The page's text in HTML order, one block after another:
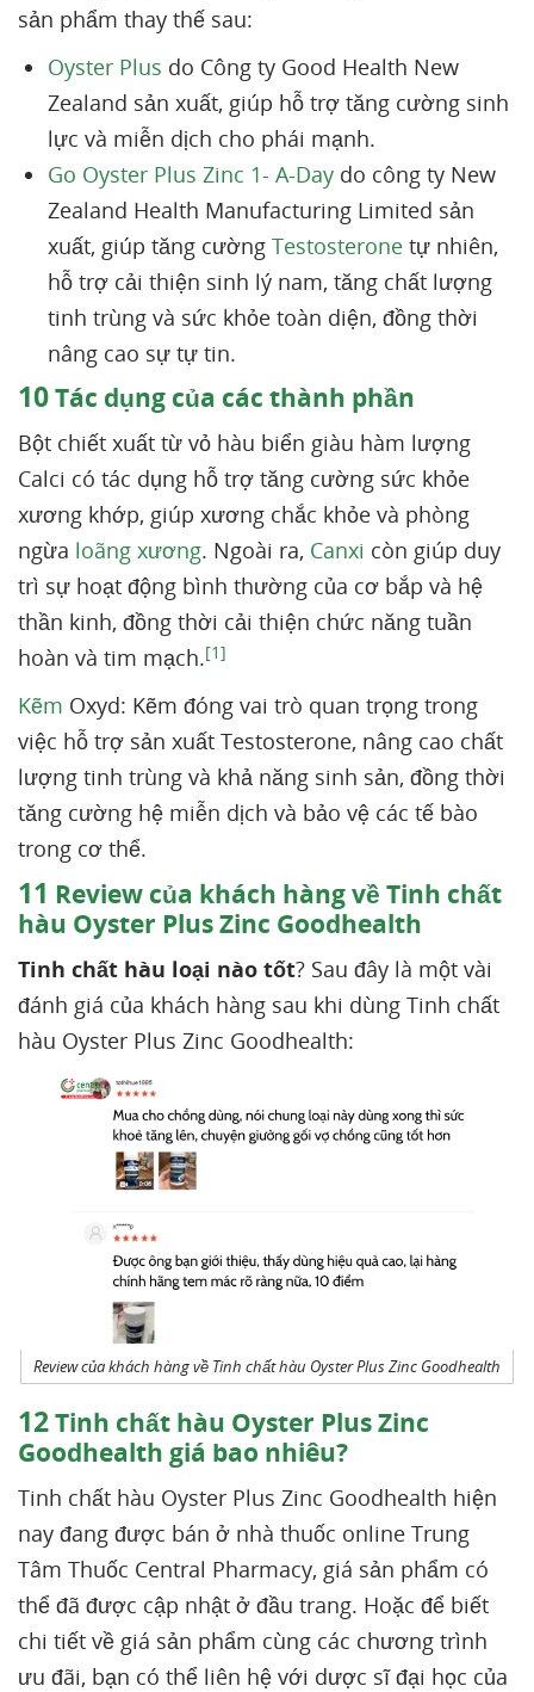
sản phẩm thay thế sau:
Oyster Plus do Công ty Good Health New
Zealand sản xuất, giúp hỗ trợ tăng cường sinh
lực và miễn dịch cho phái mạnh.
Go Oyster Plus Zinc 1- A-Day do công ty New
Zealand Health Manufacturing Limited sản
xuất, giúp tăng cường Testosterone tự nhiên,
hỗ trợ cải thiện sinh lý nam, tăng chất lượng
tinh trùng và sức khỏe toàn diện, đồng thời
nâng cao sự tự tin.
10Tác dụng của các thành phần
Bột chiết xuất từ vỏ hàu biển giàu hàm lượng
Calci có tác dụng hỗ trợ tăng cường sức khỏe
xương khớp, giúp xương chắc khỏe và phòng
ngừa loãng xương. Ngoài ra, Canxi còn giúp duy
trì sự hoạt động bình thường của cơ bắp và hệ
thần kinh, đồng thời cải thiện chức năng tuần
hoàn và tim mạch.[1]
Kẽm Oxyd: Kẽm đóng vai trò quan trọng trong
việc hỗ trợ sản xuất Testosterone, nâng cao chất
lượng tinh trùng và khả năng sinh sản, đồng thời
tăng cường hệ miễn dịch và bảo vệ các tế bào
trong cơ thể.
11 Review của khách hàng về Tinh chất
hàu Oyster Plus Zinc Goodhealth
Tinh chất hàu loại nào tốt? Sau đây là một vài
đánh giá của khách hàng sau khi dùng Tinh chất
hàu Oyster Plus Zinc Goodhealth:
Review của khách hàng về Tinh chất hàu Oyster Plus Zinc Goodhealth
12Tinh chất hàu Oyster Plus Zinc
Goodhealth giá bao nhiêu?
Tinh chất hàu Oyster Plus Zinc Goodhealth hiện
nay đang được bán ở nhà thuốc online Trung
Tâm Thuốc Central Pharmacy, giá sản phẩm có
thể đã được cập nhật ở đầu trang. Hoặc để biết
chi tiết về giá sản phẩm cùng các chương trình
ưu đãi, bạn có thể liên hệ với dược sĩ đại học của